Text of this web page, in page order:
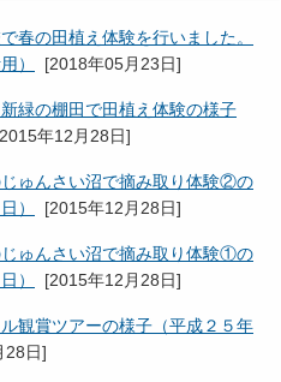
春の田植え体験を行いました。
）
[2018年05月23日]
緑の棚田で田植え体験の様子
2015年12月28日]
じゅんさい沼で摘み取り体験②の
）
[2015年12月28日]
じゅんさい沼で摘み取り体験①の
）
[2015年12月28日]
観賞ツアーの様子（平成２５年
28日]